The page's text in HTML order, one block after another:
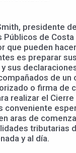
presidente
Públicos de Costa
que pueden
es preparar
sus
de un
o firma de
realizar el Cierre
conveniente
aras de
tributarias
y al día.